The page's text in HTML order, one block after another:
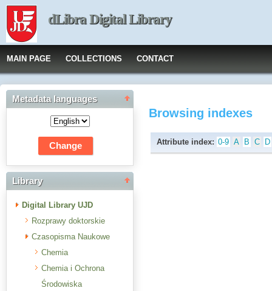
dLibra Digital Library
MAIN PAGE COLLECTIONS CONTACT
Metadata languages
Library
Digital Library UJD
Rozprawy doktorskie
Czasopisma Naukowe
Chemia
Chemia i Ochrona
Środowiska
Browsing indexes
Attribute index: 0-9 A B C D